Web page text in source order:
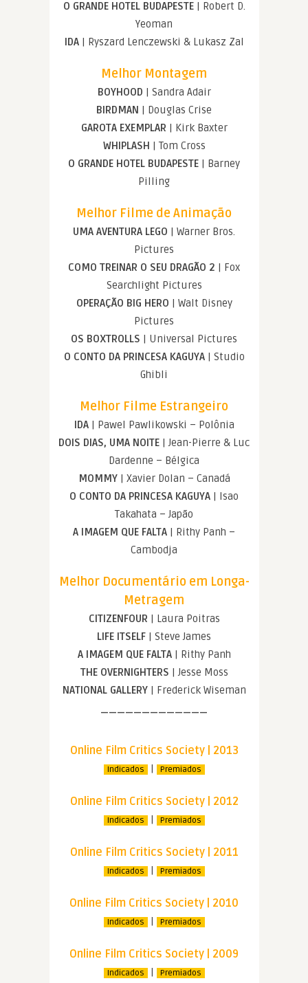
O GRANDE HOTEL BUDAPESTE| Robert D.
Yeoman
IDA| Ryszard Lenczewski & Lukasz Zal
Melhor Montagem
BOYHOOD | Sandra Adair
BIRDMAN | Douglas Crise
GAROTA EXEMPLAR | Kirk Baxter
WHIPLASH | Tom Cross
O GRANDE HOTEL BUDAPESTE | Barney
Pilling
Melhor Filme de Animação
UMA AVENTURA LEGO | Warner Bros.
Pictures
COMO TREINAR O SEU DRAGÃO 2 | Fox
Searchlight Pictures
OPERAÇÃO BIG HERO | Walt Disney
Pictures
OS BOXTROLLS | Universal Pictures
O CONTO DA PRINCESA KAGUYA| Studio
Ghibli
Melhor Filme Estrangeiro
IDA| Pawel Pawlikowski – Polônia
DOIS DIAS, UMA NOITE | Jean-Pierre & Luc
Dardenne – Bélgica
MOMMY| Xavier Dolan – Canadá
O CONTO DA PRINCESA KAGUYA | Isao
Takahata – Japão
A IMAGEM QUE FALTA | Rithy Panh –
Cambodja
Melhor Documentário em Longa-
Metragem
CITIZENFOUR | Laura Poitras
LIFE ITSELF | Steve James
A IMAGEM QUE FALTA| Rithy Panh
THE OVERNIGHTERS | Jesse Moss
NATIONAL GALLERY| Frederick Wiseman
—————————————
Online Film Critics Society | 2013
Indicados | Premiados
Online Film Critics Society | 2012
Indicados | Premiados
Online Film Critics Society | 2011
Indicados | Premiados
Online Film Critics Society | 2010
Indicados | Premiados
Online Film Critics Society | 2009
Indicados | Premiados